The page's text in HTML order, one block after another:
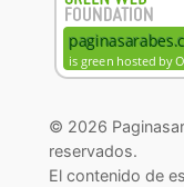
© 2026
reservados.
El contenido de